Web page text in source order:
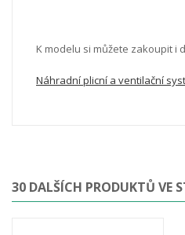
K modelu si můžete zakoupit i
Náhradní plicní a ventilační
30 DALŠÍCH PRODUKTŮ VE